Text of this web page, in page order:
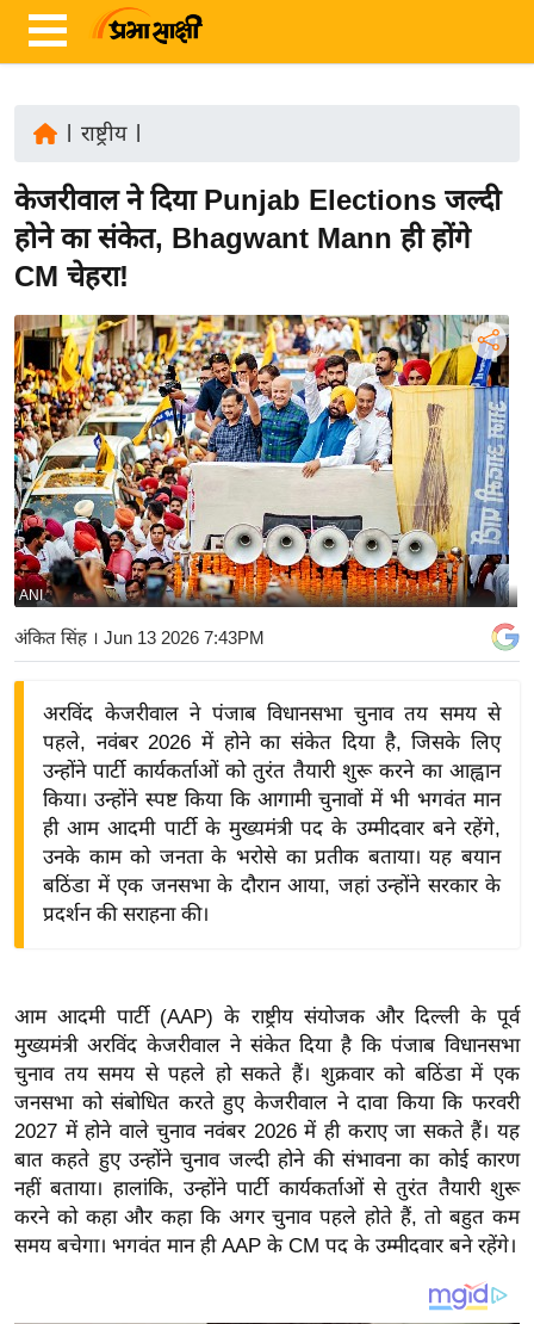
ज़ा
ख
ब
र
रा
ष्ट्री
य
अं
त
र्रा
ष्ट्री
य
बि
ज़
ने
द्यो
वि
ज्ञ
रा
य
ब
ज
ट
खे
ल
राष्ट्रीय|
केजरीवाल ने दिया Punjab Elections जल्दी
होने का संकेत, Bhagwant Mann ही होंगे
CM चेहरा!
ANI
अंकित सिंह। Jun 13 2026 7:43PM
अरविंद केजरीवाल ने पंजाब विधानसभा चुनाव तय समय से
पहले, नवंबर 2026 में होने का संकेत दिया है, जिसके लिए
उन्होंने पार्टी कार्यकर्ताओं को तुरंत तैयारी शुरू करने का आह्वान
किया। उन्होंने स्पष्ट किया कि आगामी चुनावों में भी भगवंत मान
ही आम आदमी पार्टी के मुख्यमंत्री पद के उम्मीदवार बने रहेंगे,
उनके काम को जनता के भरोसे का प्रतीक बताया। यह बयान
बठिंडा में एक जनसभा के दौरान आया, जहां उन्होंने सरकार के
प्रदर्शन की सराहना की।
आम आदमी पार्टी (AAP) के राष्ट्रीय संयोजक और दिल्ली के पूर्व
मुख्यमंत्री अरविंद केजरीवाल ने संकेत दिया है कि पंजाब विधानसभा
चुनाव तय समय से पहले हो सकते हैं। शुक्रवार को बठिंडा में एक
जनसभा को संबोधित करते हुए केजरीवाल ने दावा किया कि फरवरी
2027 में होने वाले चुनाव नवंबर 2026 में ही कराए जा सकते हैं। यह
बात कहते हुए उन्होंने चुनाव जल्दी होने की संभावना का कोई कारण
नहीं बताया। हालांकि, उन्होंने पार्टी कार्यकर्ताओं से तुरंत तैयारी शुरू
करने को कहा और कहा कि अगर चुनाव पहले होते हैं, तो बहुत कम
समय बचेगा। भगवंत मान ही AAP के CM पद के उम्मीदवार बने रहेंगे।